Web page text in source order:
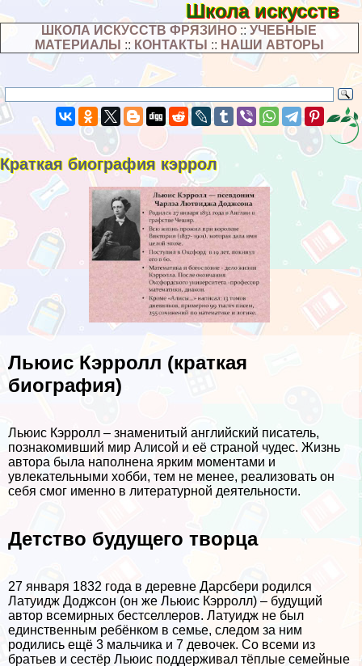
Школа искусств
ШКОЛА ИСКУССТВ ФРЯЗИНО ::УЧЕБНЫЕ
МАТЕРИАЛЫ :: КОНТАКТЫ :: НАШИ АВТОРЫ
Краткая биография кэррол
Льюис Кэрролл (краткая
биография)
Льюис Кэрролл – знаменитый английский писатель,
познакомивший мир Алисой и её страной чудес. Жизнь
автора была наполнена ярким моментами и
увлекательными хобби, тем не менее, реализовать он
себя смог именно в литературной деятельности.
Детство будущего творца
27 января 1832 года в деревне Дарсбери родился
Латуидж Доджсон (он же Льюис Кэрролл) – будущий
автор всемирных бестселлеров. Латуидж не был
единственным ребёнком в семье, следом за ним
родились ещё 3 мальчика и 7 девочек. Со всеми из
братьев и сестёр Льюис поддерживал тёплые семейные